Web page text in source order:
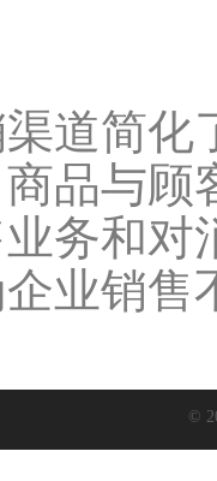
道简化
品与顾
务和对
业销
©